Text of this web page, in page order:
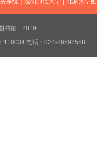
书馆 2019
110034 电话：024-86592558